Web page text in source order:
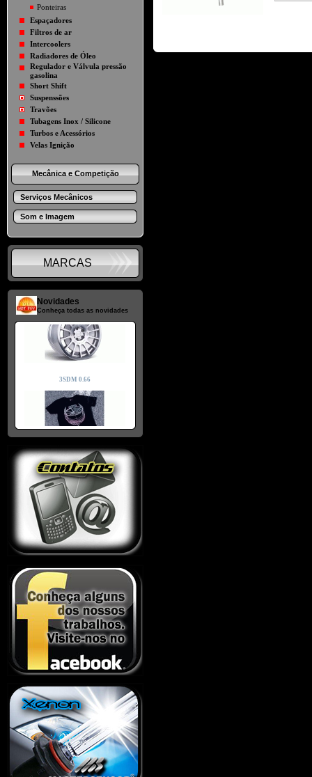
Ponteiras
Espaçadores
Filtros de ar
Intercoolers
Radiadores de Óleo
Regulador e Válvula pressão
gasolina
Short Shift
Suspenssões
Travões
Tubagens Inox / Silicone
Turbos e Acessórios
Velas Ignição
Mecânica e Competição
Serviços Mecânicos
Som e Imagem
MARCAS
Novidades
Conheça todas as novidades